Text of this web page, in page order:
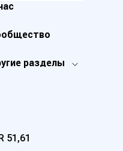
разделы
51,61